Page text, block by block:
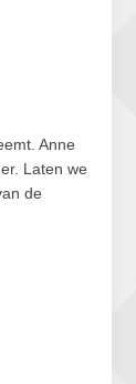
Anne
Laten we
de